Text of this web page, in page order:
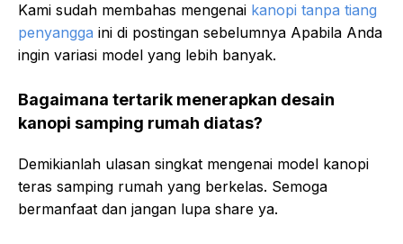
Kami sudah membahas mengenai kanopi tanpa tiang
penyangga ini di postingan sebelumnya Apabila Anda
ingin variasi model yang lebih banyak.
Bagaimana tertarik menerapkan desain
kanopi samping rumah diatas?
Demikianlah ulasan singkat mengenai model kanopi
teras samping rumah yang berkelas. Semoga
bermanfaat dan jangan lupa share ya.